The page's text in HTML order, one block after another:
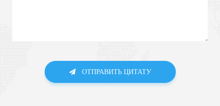
ОТПРАВИТЬ ЦИТАТУ